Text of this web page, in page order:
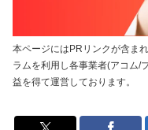
本ページにはPRリンクが含ま
ラムを利用し各事業者(アコム/
益を得て運営しております。